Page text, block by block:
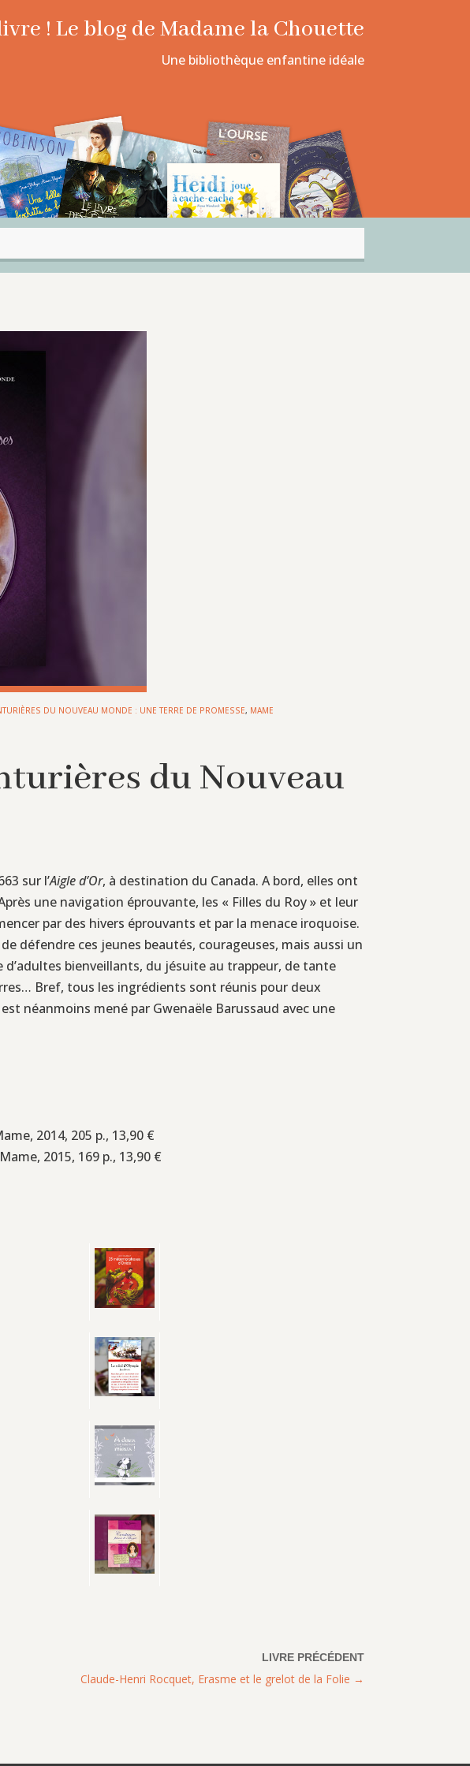
! Le blog de Madame la Chouette
Une bibliothèque enfantine idéale
DU NOUVEAU MONDE : UNE TERRE DE PROMESSE, MAME
du Nouveau
sur l’Aigle d’Or, à destination du Canada. A bord, elles ont
une navigation éprouvante, les « Filles du Roy » et leur
par des hivers éprouvants et par la menace iroquoise.
défendre ces jeunes beautés, courageuses, mais aussi un
bienveillants, du jésuite au trappeur, de tante
Bref, tous les ingrédients sont réunis pour deux
néanmoins mené par Gwenaële Barussaud avec une
2014, 205 p., 13,90 €
2015, 169 p., 13,90 €
Claude-Henri Rocquet, Erasme et le grelot de la Folie